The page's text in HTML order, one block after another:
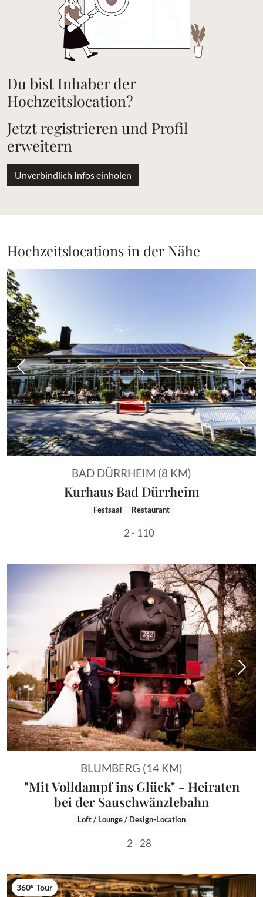
Du bist Inhaber der
Hochzeitslocation?
Jetzt registrieren und Profil
erweitern
Unverbindlich Infos einholen
Hochzeitslocations in der Nähe
Vorheriges Bild
BAD DÜRRHEIM (8 KM)
Kurhaus Bad Dürrheim
Festsaal Restaurant
2 - 110
Vorheriges Bild
BLUMBERG (14 KM)
"Mit Volldampf ins Glück" - Heiraten
bei der Sauschwänzlebahn
Loft / Lounge / Design-Location
2 - 28
360° Tour